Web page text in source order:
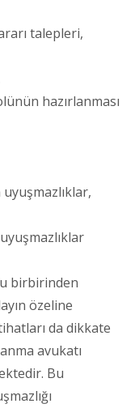
talepleri,
hazırlanması
birbirinden
özeline
da dikkate
avukatı
Bu